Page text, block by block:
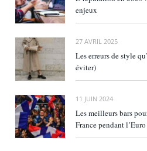
enjeux
27 AVRIL 2025
Les erreurs de style
éviter)
11 JUIN 2024
Les meilleurs bars
France pendant